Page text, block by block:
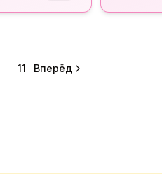
More pages
11 Вперёд